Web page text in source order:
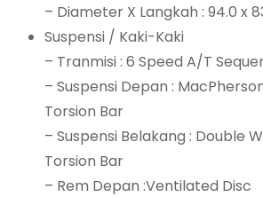
– Diameter X Langkah : 94.0 x
Suspensi / Kaki-Kaki
– Tranmisi : 6 Speed A/T
– Suspensi Depan :
Torsion Bar
– Suspensi Belakang : Double
Torsion Bar
– Rem Depan :Ventilated Disc